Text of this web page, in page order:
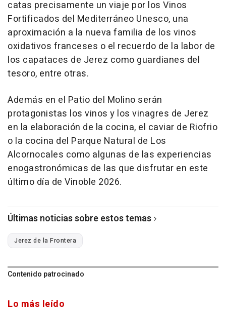
catas precisamente un viaje por los Vinos
Fortificados del Mediterráneo Unesco, una
aproximación a la nueva familia de los vinos
oxidativos franceses o el recuerdo de la labor de
los capataces de Jerez como guardianes del
tesoro, entre otras.
Además en el Patio del Molino serán
protagonistas los vinos y los vinagres de Jerez
en la elaboración de la cocina, el caviar de Riofrio
o la cocina del Parque Natural de Los
Alcornocales como algunas de las experiencias
enogastronómicas de las que disfrutar en este
último día de Vinoble 2026.
Últimas noticias sobre estos temas
Jerez de la Frontera
Contenido patrocinado
Lo más leído